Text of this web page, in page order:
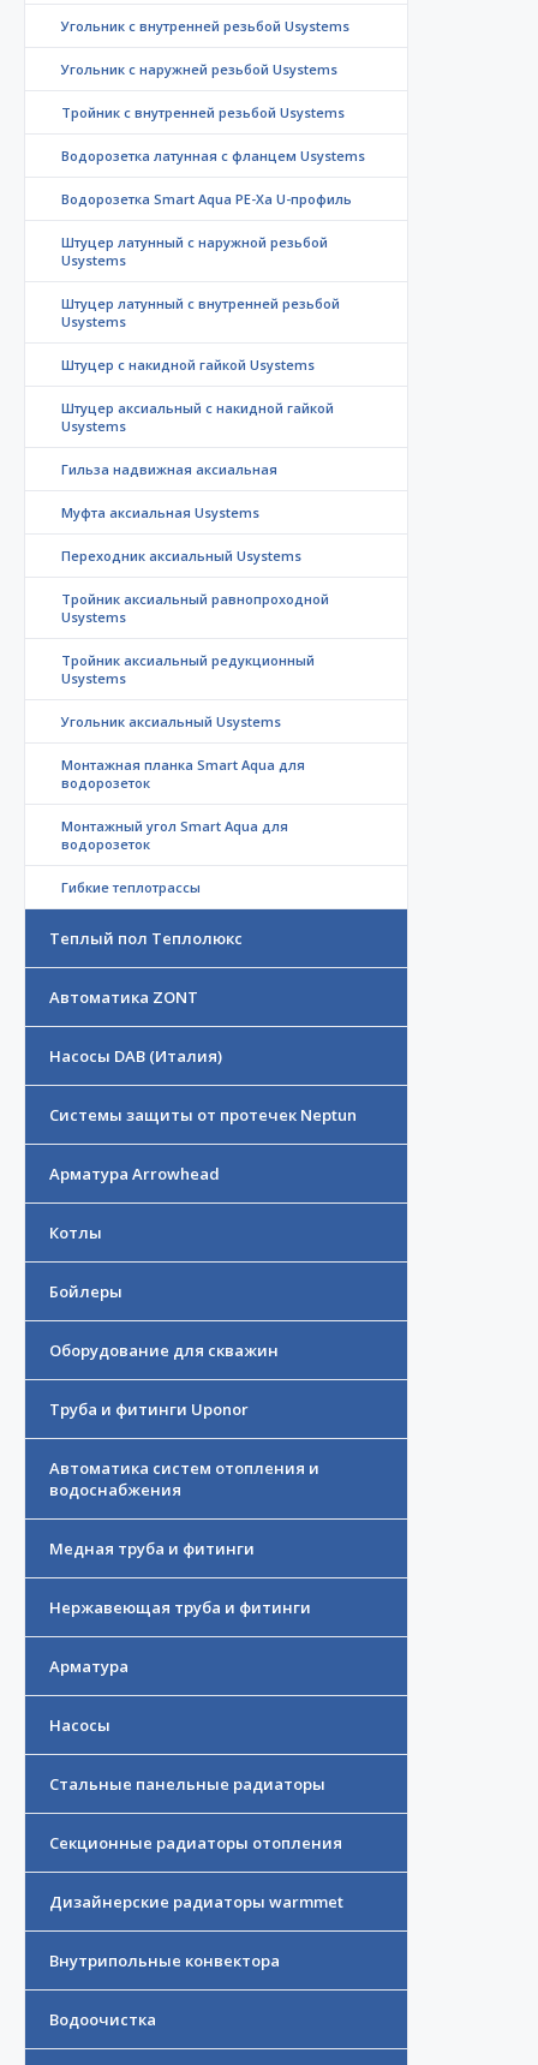
Угольник с внутренней резьбой Usystems
Угольник с наружней резьбой Usystems
Тройник с внутренней резьбой Usystems
Водорозетка латунная с фланцем Usystems
Водорозетка Smart Aqua PE-Xa U-профиль
Штуцер латунный с наружной резьбой
Usystems
Штуцер латунный с внутренней резьбой
Usystems
Штуцер с накидной гайкой Usystems
Штуцер аксиальный с накидной гайкой
Usystems
Гильза надвижная аксиальная
Муфта аксиальная Usystems
Переходник аксиальный Usystems
Тройник аксиальный равнопроходной
Usystems
Тройник аксиальный редукционный
Usystems
Угольник аксиальный Usystems
Монтажная планка Smart Aqua для
водорозеток
Монтажный угол Smart Aqua для
водорозеток
Гибкие теплотрассы
Теплый пол Теплолюкс
Автоматика ZONT
Насосы DAB (Италия)
Системы защиты от протечек Neptun
Арматура Arrowhead
Котлы
Бойлеры
Оборудование для скважин
Труба и фитинги Uponor
Автоматика систем отопления и
водоснабжения
Медная труба и фитинги
Нержавеющая труба и фитинги
Арматура
Насосы
Стальные панельные радиаторы
Секционные радиаторы отопления
Дизайнерские радиаторы warmmet
Внутрипольные конвектора
Водоочистка